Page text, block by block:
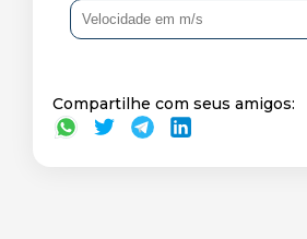
Compartilhe com seus amigos: